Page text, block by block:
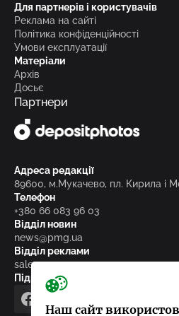
Для партнерів і користувачів
Реклама на сайті
Політика конфіденційності
Умови експлуатації
Матеріали
Архів
Досьє
Партнери
Адреса редакції
89600, м.Мукачево, пл. Кирила і
Телефон
+380 66 083 96 03
Відділ новин
news@pmg.ua
Відділ реклами
sales@pmg.ua
Підписуйтесь на нас у
facebooktelegram
Наш сайт